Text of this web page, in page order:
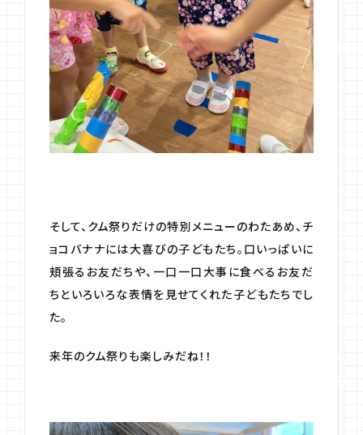
そして、クム祭りだけの特別メニューのわたあめ、チ
ョコバナナには大喜びの子どもたち。口いっぱいに
頬張るお友だちや、一口一口大事に食べるお友だ
ちといろいろな表情を見せてくれた子どもたちでし
た。
来年のクム祭りも楽しみだね！！